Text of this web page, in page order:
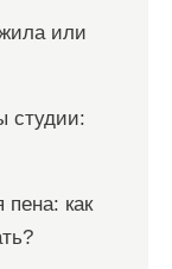
или
студии:
как